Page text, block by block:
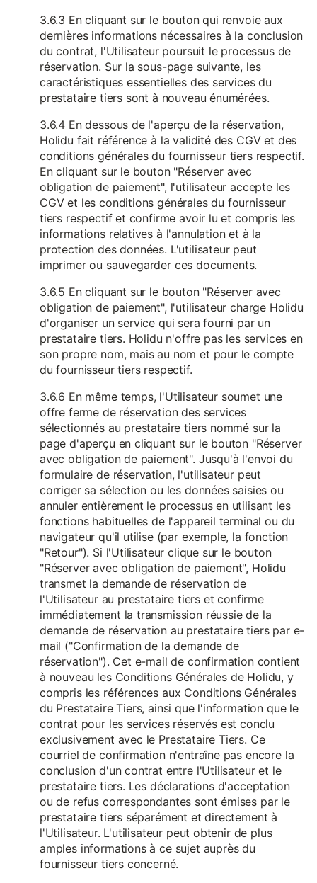
3.6.3 En cliquant sur le bouton qui renvoie aux
dernières informations nécessaires à la conclusion
du contrat, l'Utilisateur poursuit le processus de
réservation. Sur la sous-page suivante, les
caractéristiques essentielles des services du
prestataire tiers sont à nouveau énumérées.
3.6.4 En dessous de l'aperçu de la réservation,
Holidu fait référence à la validité des CGV et des
conditions générales du fournisseur tiers respectif.
En cliquant sur le bouton "Réserver avec
obligation de paiement", l'utilisateur accepte les
CGV et les conditions générales du fournisseur
tiers respectif et confirme avoir lu et compris les
informations relatives à l'annulation et à la
protection des données. L'utilisateur peut
imprimer ou sauvegarder ces documents.
3.6.5 En cliquant sur le bouton "Réserver avec
obligation de paiement", l'utilisateur charge Holidu
d'organiser un service qui sera fourni par un
prestataire tiers. Holidu n'offre pas les services en
son propre nom, mais au nom et pour le compte
du fournisseur tiers respectif.
3.6.6 En même temps, l'Utilisateur soumet une
offre ferme de réservation des services
sélectionnés au prestataire tiers nommé sur la
page d'aperçu en cliquant sur le bouton "Réserver
avec obligation de paiement". Jusqu'à l'envoi du
formulaire de réservation, l'utilisateur peut
corriger sa sélection ou les données saisies ou
annuler entièrement le processus en utilisant les
fonctions habituelles de l'appareil terminal ou du
navigateur qu'il utilise (par exemple, la fonction
"Retour"). Si l'Utilisateur clique sur le bouton
"Réserver avec obligation de paiement", Holidu
transmet la demande de réservation de
l'Utilisateur au prestataire tiers et confirme
immédiatement la transmission réussie de la
demande de réservation au prestataire tiers par e-
mail ("Confirmation de la demande de
réservation"). Cet e-mail de confirmation contient
à nouveau les Conditions Générales de Holidu, y
compris les références aux Conditions Générales
du Prestataire Tiers, ainsi que l'information que le
contrat pour les services réservés est conclu
exclusivement avec le Prestataire Tiers. Ce
courriel de confirmation n'entraîne pas encore la
conclusion d'un contrat entre l'Utilisateur et le
prestataire tiers. Les déclarations d'acceptation
ou de refus correspondantes sont émises par le
prestataire tiers séparément et directement à
l'Utilisateur. L'utilisateur peut obtenir de plus
amples informations à ce sujet auprès du
fournisseur tiers concerné.